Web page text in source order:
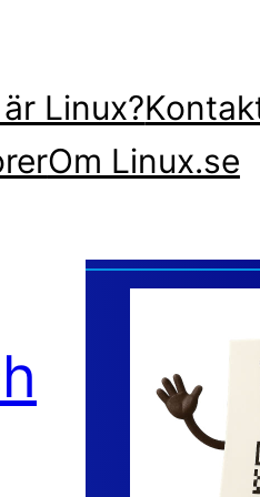
Linux?
Om Linux.se